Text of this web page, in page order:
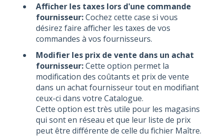
Afficher les taxes lors d'une commande
fournisseur:Cochez cette case si vous
désirez faire afficher les taxes de vos
commandes à vos fournisseurs.
Modifier les prix de vente dans un achat
fournisseur:Cette option permet la
modification des coûtants et prix de vente
dans un achat fournisseur tout en modifiant
ceux-ci dans votre Catalogue.
Cette option est très utile pour les magasins
qui sont en réseau et que leur liste de prix
peut être différente de celle du fichier Maître.